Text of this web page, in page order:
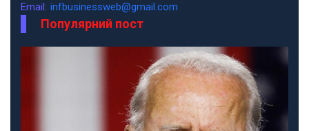
Email: infbusinessweb@gmail.com
Популярний пост